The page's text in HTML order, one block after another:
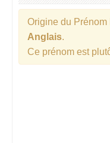
Origine du Prénom
Anglais.
Ce prénom est